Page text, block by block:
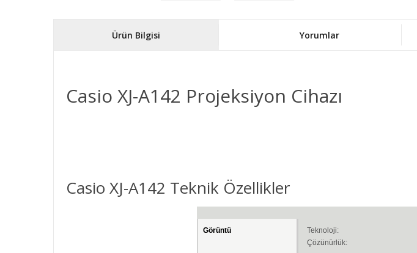
Ürün Bilgisi Yorumlar
Casio XJ-A142 Projeksiyon Cihazı
Casio XJ-A142 Teknik Özellikler
Görüntü Teknoloji:
Çözünürlük: